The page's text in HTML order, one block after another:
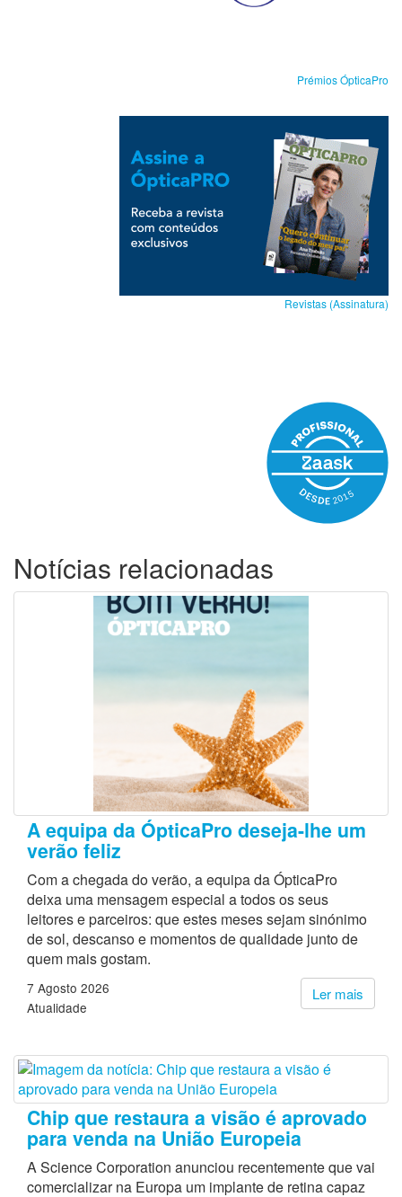
Prémios ÓpticaPro
Revistas (Assinatura)
Notícias relacionadas
A equipa da ÓpticaPro deseja-lhe um
verão feliz
Com a chegada do verão, a equipa da ÓpticaPro
deixa uma mensagem especial a todos os seus
leitores e parceiros: que estes meses sejam sinónimo
de sol, descanso e momentos de qualidade junto de
quem mais gostam.
Ler mais
7 Agosto 2026
Atualidade
Chip que restaura a visão é aprovado
para venda na União Europeia
A Science Corporation anunciou recentemente que vai
comercializar na Europa um implante de retina capaz